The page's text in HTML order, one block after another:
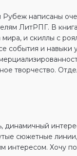
написаны
ЛитРПГ. В
мира, и скиллы с
события и навыки
творчество.
динамичный
сюжетные
Хочу